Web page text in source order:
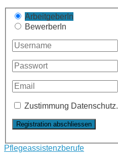
ArbeitgeberIn
BewerberIn
Zustimmung Datenschutz.
Pflegeassistenzberufe